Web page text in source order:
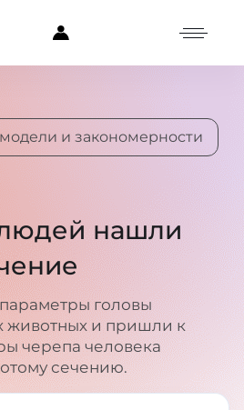
и закономерности
нашли
головы
животных и пришли к
черепа человека
сечению.